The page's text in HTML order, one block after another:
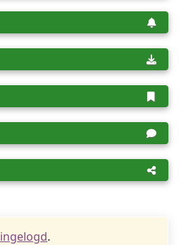
ingelogd.